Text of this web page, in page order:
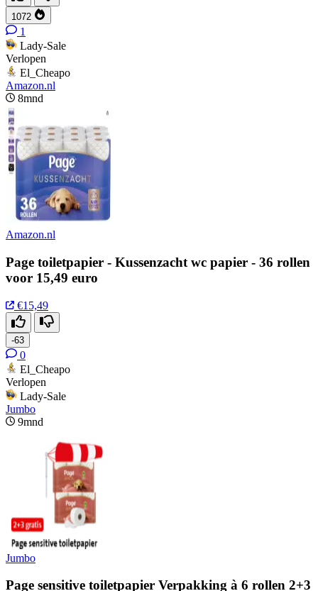
1072
1
Lady-Sale
Verlopen
El_Cheapo
Amazon.nl
8mnd
Amazon.nl
Page toiletpapier - Kussenzacht wc papier - 36 rollen
voor 15,49 euro
€15,49
-63
0
El_Cheapo
Verlopen
Lady-Sale
Jumbo
9mnd
Jumbo
Page sensitive toiletpapier Verpakking à 6 rollen 2+3